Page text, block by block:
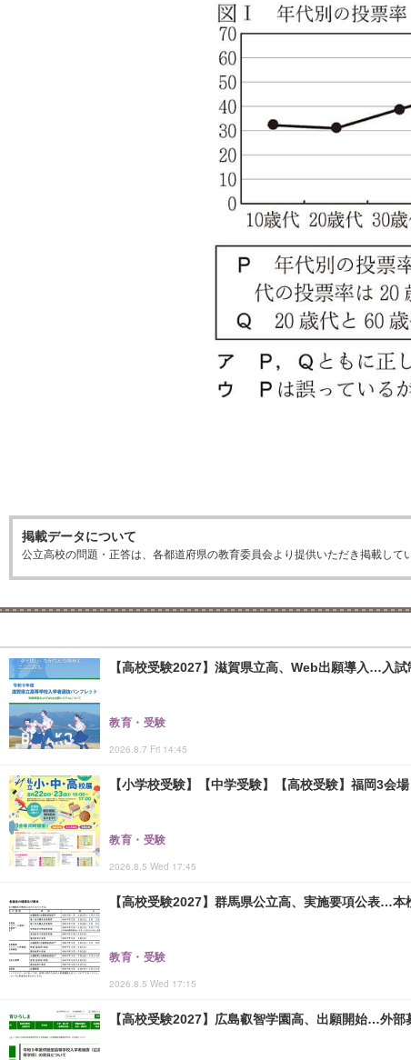
掲載データについて
公立高校の問題・正答は、各都道府県の教育委員会より提供いただき掲載して
【高校受験2027】滋賀県立高、Web出願導入…入試
教育・受験
2026.8.7 Fri 14:45
【小学校受験】【中学受験】【高校受験】福岡3会
教育・受験
2026.8.5 Wed 17:45
【高校受験2027】群馬県公立高、実施要項公表…本
教育・受験
2026.8.5 Wed 17:15
【高校受験2027】広島叡智学園高、出願開始…外部